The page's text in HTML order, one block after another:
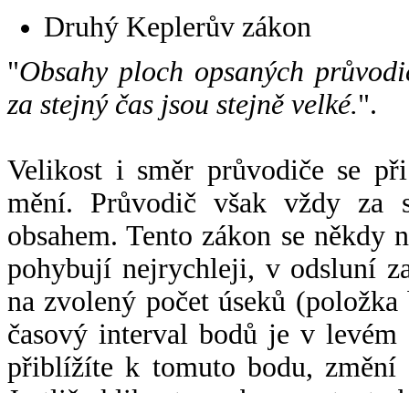
Druhý Keplerův zákon
"Obsahy ploch opsaných
za stejný čas jsou stejně velké.".
Velikost i směr průvodiče se
mění. Průvodič však vždy za
obsahem. Tento zákon se někdy
pohybují nejrychleji, v odsluní
na zvolený počet úseků
časový interval bodů je v
přiblížíte k tomuto bodu,